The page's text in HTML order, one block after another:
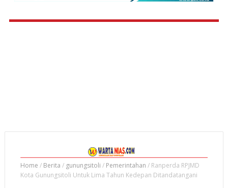
Home / Berita / gunungsitoli / Pemerintahan / Ranperda RPJMD
Kota Gunungsitoli Untuk Lima Tahun Kedepan Ditandatangani